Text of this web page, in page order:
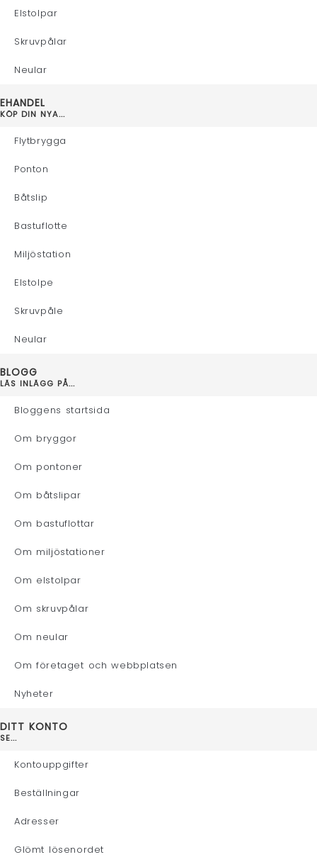
Elstolpar
Skruvpålar
Neular
EHANDEL
KÖP DIN NYA...
Flytbrygga
Ponton
Båtslip
Bastuflotte
Miljöstation
Elstolpe
Skruvpåle
Neular
BLOGG
LÄS INLÄGG PÅ...
Bloggens startsida
Om bryggor
Om pontoner
Om båtslipar
Om bastuflottar
Om miljöstationer
Om elstolpar
Om skruvpålar
Om neular
Om företaget och webbplatsen
Nyheter
DITT KONTO
SE...
Kontouppgifter
Beställningar
Adresser
Glömt lösenordet